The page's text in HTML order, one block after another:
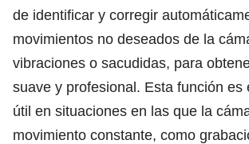
de identificar y corregir
movimientos no deseados de la
vibraciones o sacudidas, para
suave y profesional. Esta función es
útil en situaciones en las que la
movimiento constante, como